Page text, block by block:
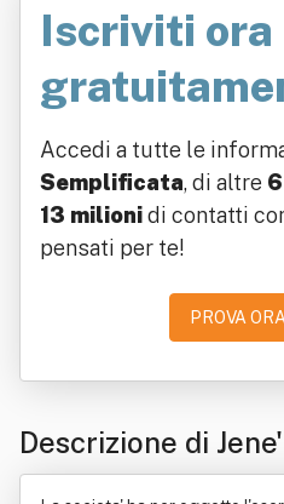
Iscriviti ora
Accedi a tutte le
Semplificata, di altre
13 milionidi contatti
pensati per te!
PROVA
Descrizione di